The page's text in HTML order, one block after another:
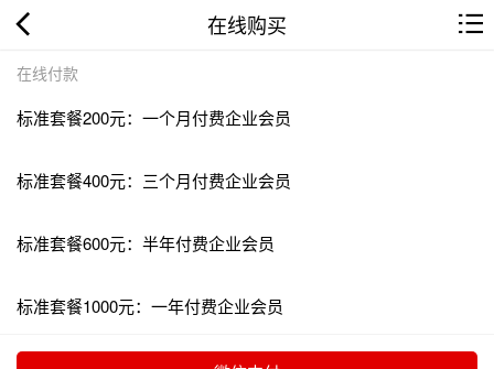
在线购买
在线付款
标准套餐200元：一个月付费企业会员
标准套餐400元：三个月付费企业会员
标准套餐600元：半年付费企业会员
标准套餐1000元：一年付费企业会员